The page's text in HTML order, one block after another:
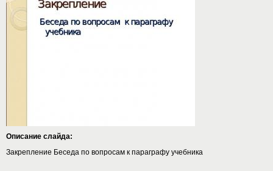
Описание слайда:
Закрепление Беседа по вопросам к параграфу учебника